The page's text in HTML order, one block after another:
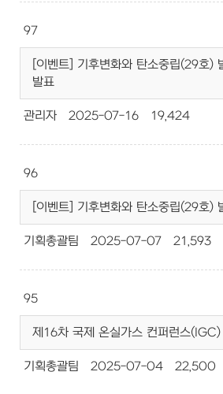
97
[이벤트] 기후변화와 탄소중립(29호)
발표
관리자 2025-07-16 19,424
96
[이벤트] 기후변화와 탄소중립(29호)
기획총괄팀 2025-07-07 21,593
95
제16차 국제 온실가스 컨퍼런스(IGC)
기획총괄팀 2025-07-04 22,500